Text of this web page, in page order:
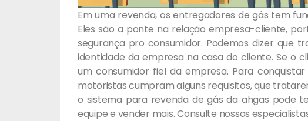
Em uma revenda, os entregadores de gás tem
Eles são a ponte na relação empresa-cliente,
segurança pro consumidor. Podemos dizer que
identidade da empresa na casa do cliente. Se o
um consumidor fiel da empresa. Para
motoristas cumpram alguns requisitos, que
o sistema para revenda de gás da ahgas pode
equipe e vender mais. Consulte nossos